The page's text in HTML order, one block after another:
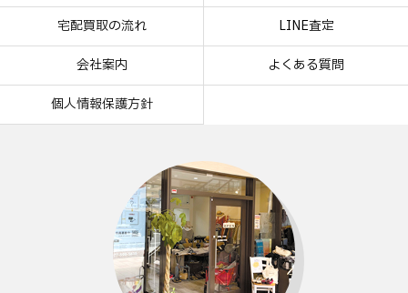
宅配買取の流れ LINE査定
会社案内 よくある質問
個人情報保護方針